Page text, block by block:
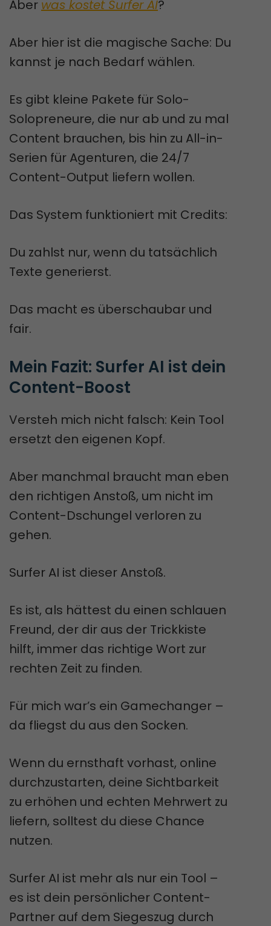
Aber was kostet Surfer AI?
Aber hier ist die magische Sache: Du
kannst je nach Bedarf wählen.
Es gibt kleine Pakete für Solo-
Solopreneure, die nur ab und zu mal
Content brauchen, bis hin zu All-in-
Serien für Agenturen, die 24/7
Content-Output liefern wollen.
Das System funktioniert mit Credits:
Du zahlst nur, wenn du tatsächlich
Texte generierst.
Das macht es überschaubar und
fair.
Mein Fazit: Surfer AI ist dein
Content-Boost
Versteh mich nicht falsch: Kein Tool
ersetzt den eigenen Kopf.
Aber manchmal braucht man eben
den richtigen Anstoß, um nicht im
Content-Dschungel verloren zu
gehen.
Surfer AI ist dieser Anstoß.
Es ist, als hättest du einen schlauen
Freund, der dir aus der Trickkiste
hilft, immer das richtige Wort zur
rechten Zeit zu finden.
Für mich war’s ein Gamechanger –
da fliegst du aus den Socken.
Wenn du ernsthaft vorhast, online
durchzustarten, deine Sichtbarkeit
zu erhöhen und echten Mehrwert zu
liefern, solltest du diese Chance
nutzen.
Surfer AI ist mehr als nur ein Tool –
es ist dein persönlicher Content-
Partner auf dem Siegeszug durch